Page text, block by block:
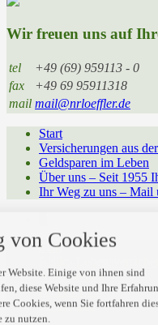
Wir freuen uns auf
tel
+49 (69) 959113 - 0
fax
+49 69 95911318
mail mail@nrloeffler.de
Start
Versicherungen aus
Geldsparen im Leben
Über uns – Seit 1955
Ihr Weg zu uns – Mail
Start
Risiko-
Absicherung
Datenschutz
Impressum
von Cookies
Website. Einige von ihnen sind
diese Website und Ihre
Cookies, wenn Sie fortfahren
zu nutzen.
alle verwendeten Cookies und
Kategorien zu akzeptieren
Notwendig